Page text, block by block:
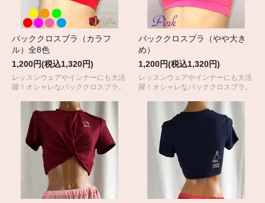
バッククロスブラ（カラフ
ル）全8色
1,200円(税込1,320円)
レッスンウェアやインナーにも大活
躍！オシャレなバッククロスブラ。
バッククロスブラ（やや大き
め）
1,200円(税込1,320円)
レッスンウェアやインナーにも大活
躍！オシャレなバッククロスブラ。